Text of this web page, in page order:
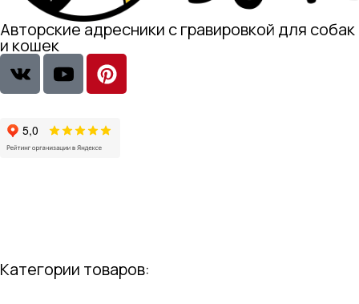
Авторские адресники с гравировкой для собак
и кошек
Категории товаров: